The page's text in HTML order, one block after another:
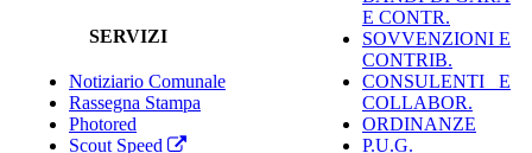
SERVIZI
Notiziario Comunale
Rassegna Stampa
Photored
Scout Speed
E CONTR.
SOVVENZIONI E
CONTRIB.
CONSULENTI E
COLLABOR.
ORDINANZE
P.U.G.